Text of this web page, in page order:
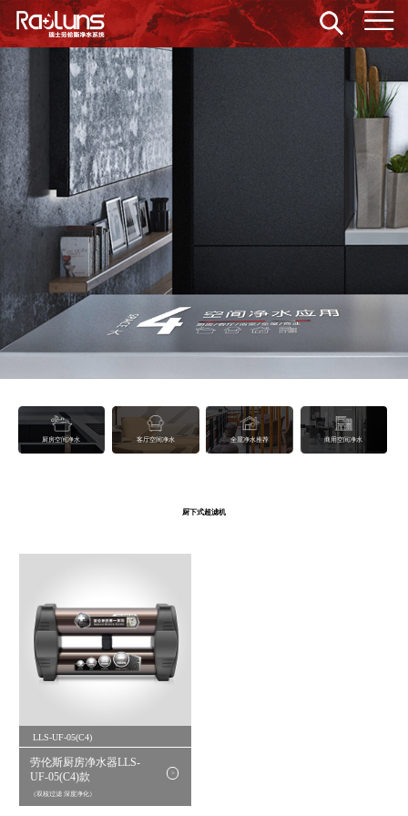
厨房空间净水 客厅空间净水 全屋净水推荐 商用空间净水
厨下式超滤机
LLS-UF-05(C4)
劳伦斯厨房净水器LLS-
UF-05(C4)款
（双核过滤 深度净化）
>